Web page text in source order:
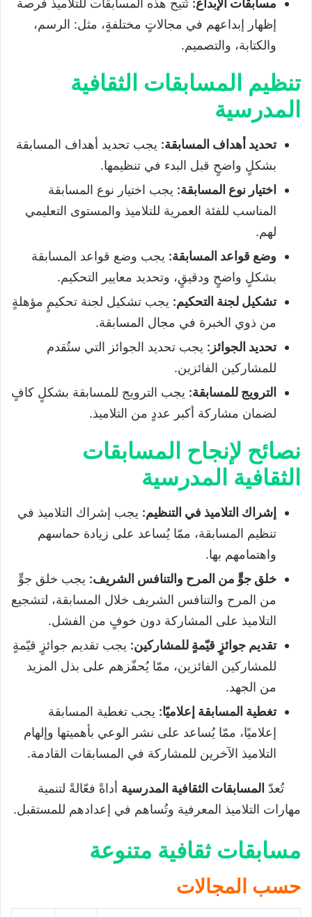
مسابقات الإبداع: تُتيح هذه المسابقات للتلاميذ فرصة
إظهار إبداعهم في مجالاتٍ مختلفةٍ، مثل: الرسم،
والكتابة، والتصميم.
تنظيم المسابقات الثقافية
المدرسية
تحديد أهداف المسابقة: يجب تحديد أهداف المسابقة
بشكلٍ واضحٍ قبل البدء في تنظيمها.
اختيار نوع المسابقة: يجب اختيار نوع المسابقة
المناسب للفئة العمرية للتلاميذ والمستوى التعليمي
لهم.
وضع قواعد المسابقة: يجب وضع قواعد المسابقة
بشكلٍ واضحٍ ودقيقٍ، وتحديد معايير التحكيم.
تشكيل لجنة التحكيم: يجب تشكيل لجنة تحكيمٍ مؤهلةٍ
من ذوي الخبرة في مجال المسابقة.
تحديد الجوائز : يجب تحديد الجوائز التي ستُقدم
للمشاركين الفائزين.
الترويج للمسابقة: يجب الترويج للمسابقة بشكلٍ كافٍ
لضمان مشاركة أكبر عددٍ من التلاميذ.
نصائح لإنجاح المسابقات
الثقافية المدرسية
إشراك التلاميذ في التنظيم: يجب إشراك التلاميذ في
تنظيم المسابقة، ممّا يُساعد على زيادة حماسهم
واهتمامهم بها.
خلق جوٍّ من المرح والتنافس الشريف: يجب خلق جوٍّ
من المرح والتنافس الشريف خلال المسابقة، لتشجيع
التلاميذ على المشاركة دون خوفٍ من الفشل.
تقديم جوائزٍ قيّمةٍ للمشاركين: يجب تقديم جوائزٍ قيّمةٍ
للمشاركين الفائزين، ممّا يُحفّزهم على بذل المزيد
من الجهد.
تغطية المسابقة إعلاميًا: يجب تغطية المسابقة
إعلاميًا، ممّا يُساعد على نشر الوعي بأهميتها وإلهام
التلاميذ الآخرين للمشاركة في المسابقات القادمة.
تُعدّ المسابقات الثقافية المدرسية أداةً فعّالةً لتنمية
مهارات التلاميذ المعرفية وتُساهم في إعدادهم للمستقبل.
مسابقات ثقافية متنوعة
حسب المجالات